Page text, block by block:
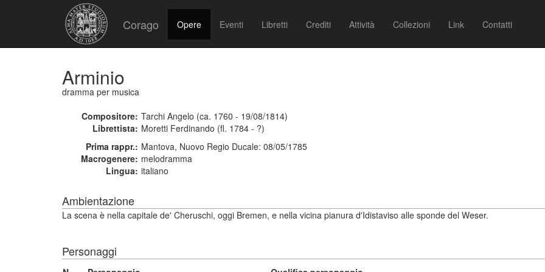
Corago Opere Eventi Libretti Crediti Attività Collezioni Link Contatti
Arminio
dramma per musica
Compositore: Tarchi Angelo (ca. 1760 - 19/08/1814)
Librettista: Moretti Ferdinando (fl. 1784 - ?)
Prima rappr.: Mantova, Nuovo Regio Ducale: 08/05/1785
Macrogenere: melodramma
Lingua: italiano
Ambientazione
La scena è nella capitale de' Cheruschi, oggi Bremen, e nella vicina pianura d'Idistaviso alle sponde del Weser.
Personaggi